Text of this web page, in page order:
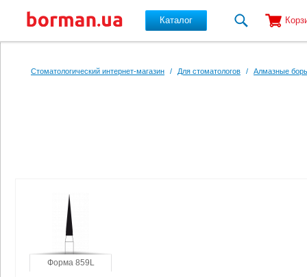
Каталог
Стоматологический интернет-магазин / Для стоматологов / Алмазные
Форма 859L